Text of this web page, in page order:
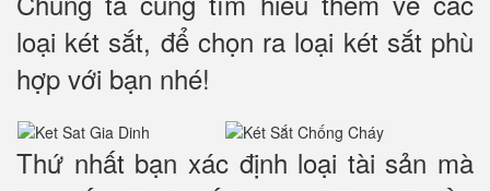
loại két sắt, để chọn ra loại két sắt phù
hợp với bạn nhé!
Thứ nhất bạn xác định loại tài sản mà